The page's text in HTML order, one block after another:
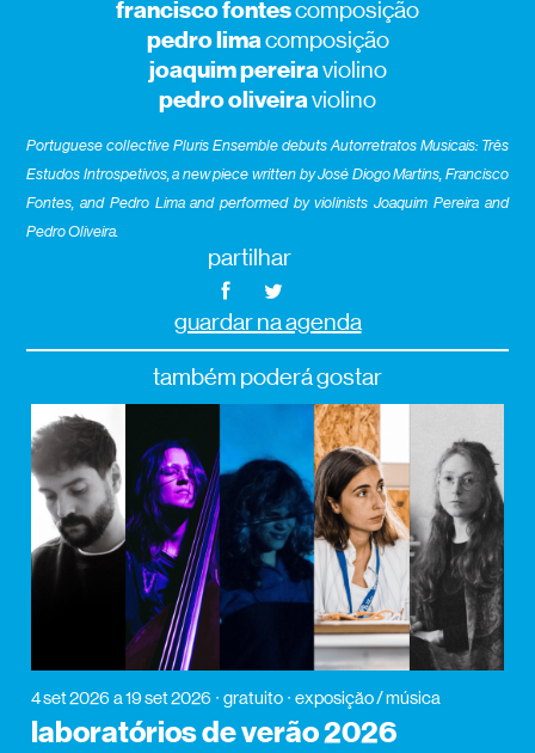
francisco fontescomposição
pedro limacomposição
joaquim pereiraviolino
pedro oliveiraviolino
Portuguese collective Pluris Ensemble debuts Autorretratos Musicais: Três
Estudos Introspetivos, a new piece written by José Diogo Martins, Francisco
Fontes, and Pedro Lima and performed by violinists Joaquim Pereira and
Pedro Oliveira.
partilhar
guardar na agenda
também poderá gostar
4 set 2026 a 19 set 2026 gratuito exposição / música
laboratórios de verão 2026